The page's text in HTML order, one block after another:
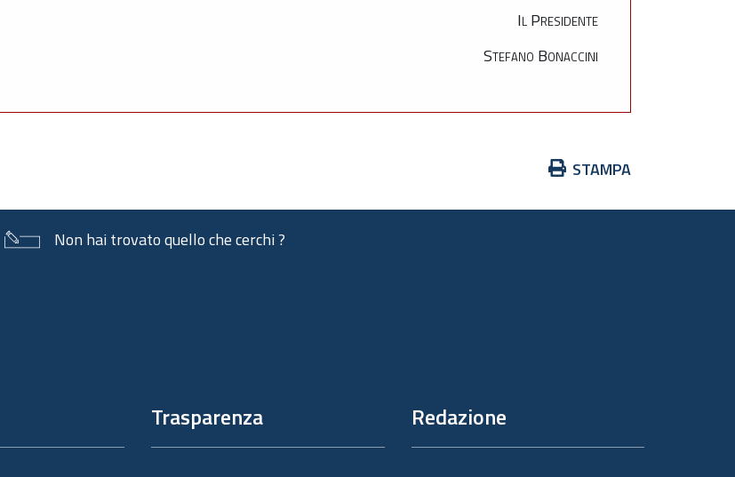
Il Presidente
Stefano Bonaccini
Azioni
documento
STAMPA
Non hai trovato quello che cerchi ?
Trasparenza Redazione